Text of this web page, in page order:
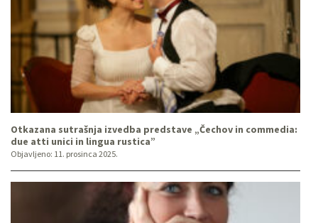
Otkazana sutrašnja izvedba predstave „Čechov in commedia:
due atti unici in lingua rustica”
Objavljeno: 11. prosinca 2025.